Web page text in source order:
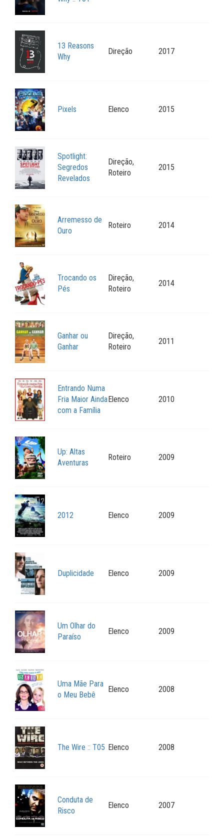
13 Reasons
Why
Direção 2017
Pixels Elenco 2015
Spotlight:
Segredos
Revelados
Direção,
Roteiro
2015
Arremesso de
Ouro
Roteiro 2014
Trocando os
Pés
Direção,
Roteiro
2014
Ganhar ou
Ganhar
Direção,
Roteiro
2011
Entrando Numa
Fria Maior Ainda
com a Família
Elenco 2010
Up: Altas
Aventuras
Roteiro 2009
2012 Elenco 2009
Duplicidade Elenco 2009
Um Olhar do
Paraíso
Elenco 2009
Uma Mãe Para
o Meu Bebê
Elenco 2008
The Wire :: T05 Elenco 2008
Conduta de
Risco
Elenco 2007